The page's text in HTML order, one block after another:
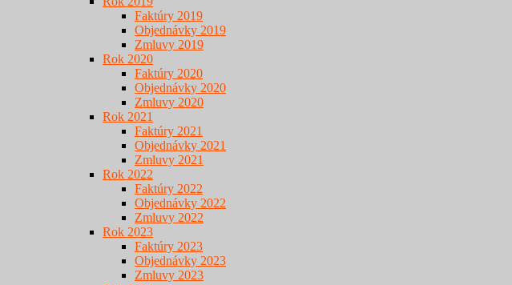
Faktúry 2019
Objednávky 2019
Zmluvy 2019
Rok 2020
Faktúry 2020
Objednávky 2020
Zmluvy 2020
Rok 2021
Faktúry 2021
Objednávky 2021
Zmluvy 2021
Rok 2022
Faktúry 2022
Objednávky 2022
Zmluvy 2022
Rok 2023
Faktúry 2023
Objednávky 2023
Zmluvy 2023